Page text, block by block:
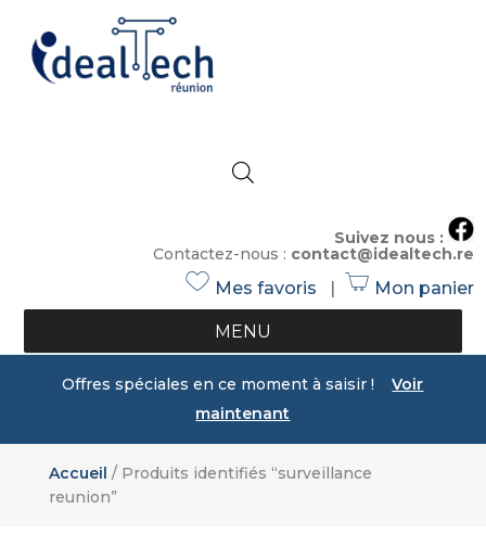
Suivez nous :
Contactez-nous : contact@idealtech.re
h
ar
t
ic
o
n
Mes favoris
s
o
p
o
n
Mon panier
MENU
Offres spéciales en ce moment à saisir !Voir
maintenant
Accueil / Produits identifiés “surveillance
reunion”